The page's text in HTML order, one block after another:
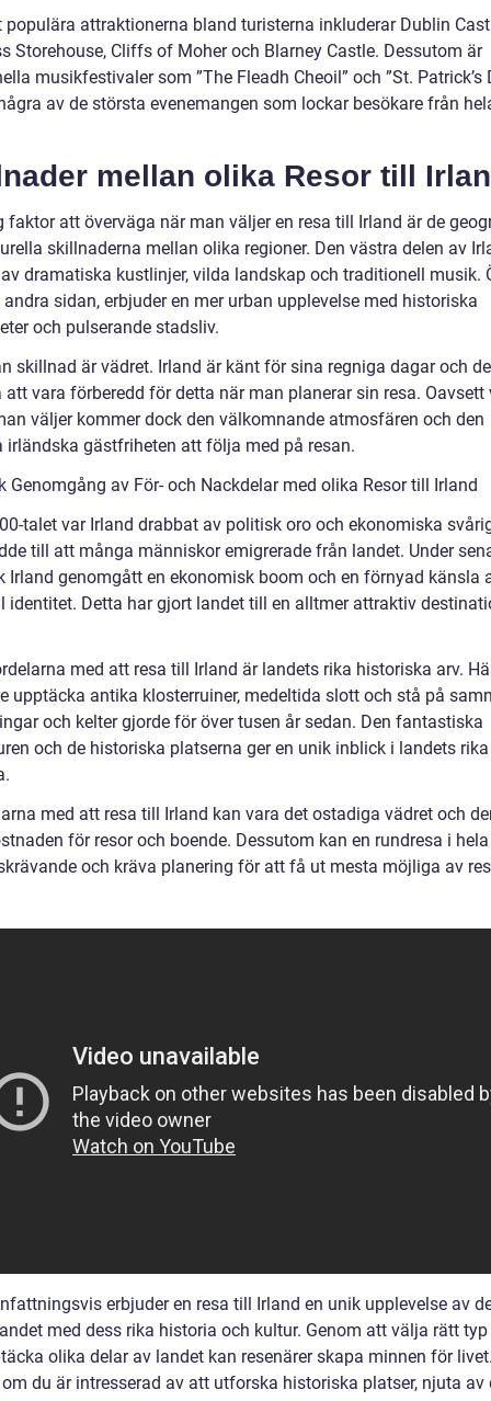
populära attraktionerna bland turisterna inkluderar Dublin
Storehouse, Cliffs of Moher och Blarney Castle. Dessutom är
musikfestivaler som ”The Fleadh Cheoil” och ”St. Patrick’s
av de största evenemangen som lockar besökare från
mellan olika Resor till
faktor att överväga när man väljer en resa till Irland är de
skillnaderna mellan olika regioner. Den västra delen av
dramatiska kustlinjer, vilda landskap och traditionell musik.
andra sidan, erbjuder en mer urban upplevelse med historiska
och pulserande stadsliv.
skillnad är vädret. Irland är känt för sina regniga dagar och
att vara förberedd för detta när man planerar sin resa. Oavsett
väljer kommer dock den välkomnande atmosfären och den
irländska gästfriheten att följa med på resan.
Genomgång av För- och Nackdelar med olika Resor till Irland
talet var Irland drabbat av politisk oro och ekonomiska
till att många människor emigrerade från landet. Under
Irland genomgått en ekonomisk boom och en förnyad känsla
identitet. Detta har gjort landet till en alltmer attraktiv
med att resa till Irland är landets rika historiska arv.
upptäcka antika klosterruiner, medeltida slott och stå på
och kelter gjorde för över tusen år sedan. Den fantastiska
och de historiska platserna ger en unik inblick i landets rika
med att resa till Irland kan vara det ostadiga vädret och
för resor och boende. Dessutom kan en rundresa i
och kräva planering för att få ut mesta möjliga av
erbjuder en resa till Irland en unik upplevelse av
med dess rika historia och kultur. Genom att välja rätt typ
olika delar av landet kan resenärer skapa minnen för
du är intresserad av att utforska historiska platser, njuta av